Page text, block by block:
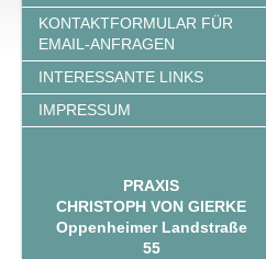
KONTAKTFORMULAR FÜR
EMAIL-ANFRAGEN
INTERESSANTE LINKS
IMPRESSUM
PRAXIS
CHRISTOPH VON GIERKE
Oppenheimer Landstraße
55